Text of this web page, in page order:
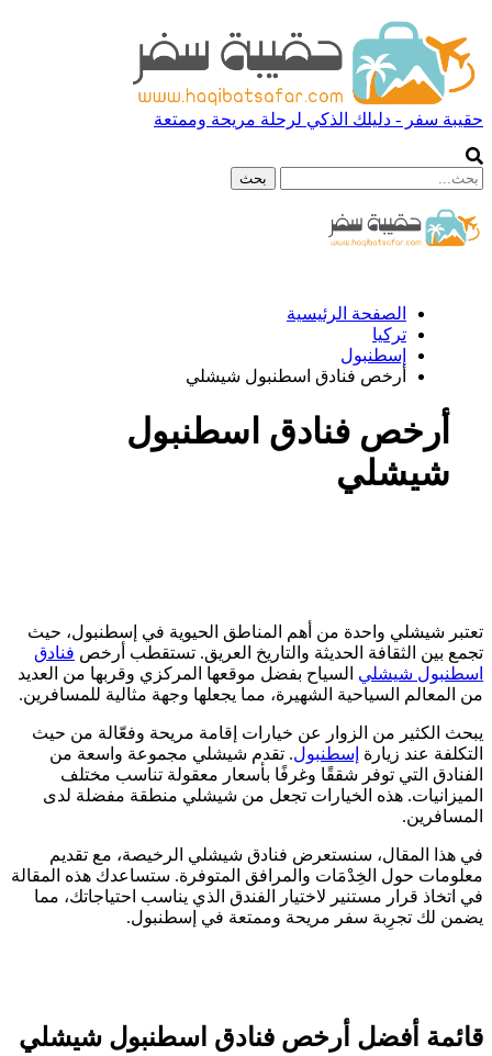
حقيبة سفر - دليلك الذكي لرحلة مريحة وممتعة
الصفحة الرئيسية
تركيا
إسطنبول
أرخص فنادق اسطنبول شيشلي
أرخص فنادق اسطنبول
شيشلي
تعتبر شيشلي واحدة من أهم المناطق الحيوية في إسطنبول، حيث
تجمع بين الثقافة الحديثة والتاريخ العريق. تستقطب أرخص فنادق
اسطنبول شيشلي السياح بفضل موقعها المركزي وقربها من العديد
من المعالم السياحية الشهيرة، مما يجعلها وجهة مثالية للمسافرين.
يبحث الكثير من الزوار عن خيارات إقامة مريحة وفعّالة من حيث
التكلفة عند زيارة إسطنبول. تقدم شيشلي مجموعة واسعة من
الفنادق التي توفر شققًا وغرفًا بأسعار معقولة تناسب مختلف
الميزانيات. هذه الخيارات تجعل من شيشلي منطقة مفضلة لدى
المسافرين.
في هذا المقال، سنستعرض فنادق شيشلي الرخيصة، مع تقديم
معلومات حول الخِدْمَات والمرافق المتوفرة. ستساعدك هذه المقالة
في اتخاذ قرار مستنير لاختيار الفندق الذي يناسب احتياجاتك، مما
يضمن لك تجرِبة سفر مريحة وممتعة في إسطنبول.
قائمة أفضل أرخص فنادق اسطنبول شيشلي